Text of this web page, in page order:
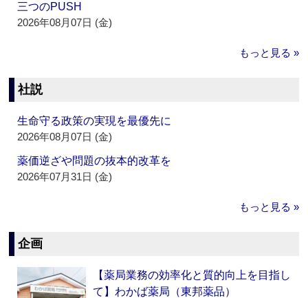
三つのPUSH
2026年08月07日 (金)
もっと見る »
社説
生命守る政策の実現を最優先に
2026年08月07日 (金)
薬価逆ざや問題の抜本的改革を
2026年07月31日 (金)
もっと見る »
企画
【薬局業務の効率化と質的向上を目指し
て】わかば薬局（東邦薬品）